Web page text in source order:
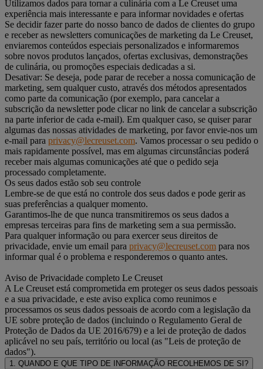
Utilizamos dados para tornar a culinária com a Le Creuset uma
experiência mais interessante e para informar novidades e ofertas
Se decidir fazer parte do nosso banco de dados de clientes do grupo
e receber as newsletters comunicações de marketing da Le Creuset,
enviaremos conteúdos especiais personalizados e informaremos
sobre novos produtos lançados, ofertas exclusivas, demonstrações
de culinária, ou promoções especiais dedicadas a si.
Desativar: Se deseja, pode parar de receber a nossa comunicação de
marketing, sem qualquer custo, através dos métodos apresentados
como parte da comunicação (por exemplo, para cancelar a
subscrição da newsletter pode clicar no link de cancelar a subscrição
na parte inferior de cada e-mail). Em qualquer caso, se quiser parar
algumas das nossas atividades de marketing, por favor envie-nos um
e-mail para privacy@lecreuset.com. Vamos processar o seu pedido o
mais rapidamente possível, mas em algumas circunstâncias poderá
receber mais algumas comunicações até que o pedido seja
processado completamente.
Os seus dados estão sob seu controle
Lembre-se de que está no controle dos seus dados e pode gerir as
suas preferências a qualquer momento.
Garantimos-lhe de que nunca transmitiremos os seus dados a
empresas terceiras para fins de marketing sem a sua permissão.
Para qualquer informação ou para exercer seus direitos de
privacidade, envie um email para privacy@lecreuset.com para nos
informar qual é o problema e responderemos o quanto antes.
Aviso de Privacidade completo Le Creuset
A Le Creuset está comprometida em proteger os seus dados pessoais
e a sua privacidade, e este aviso explica como reunimos e
processamos os seus dados pessoais de acordo com a legislação da
UE sobre proteção de dados (incluindo o Regulamento Geral de
Proteção de Dados da UE 2016/679) e a lei de proteção de dados
aplicável no seu país, território ou local (as "Leis de proteção de
dados").
1. QUANDO E QUE TIPO DE INFORMAÇÃO RECOLHEMOS DE SI?